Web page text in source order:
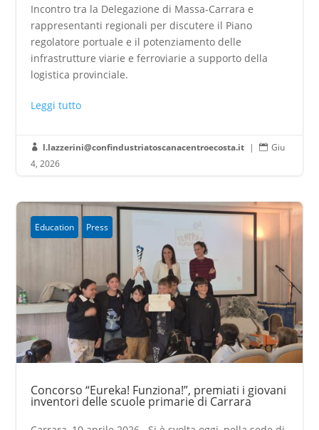
Incontro tra la Delegazione di Massa-Carrara e
rappresentanti regionali per discutere il Piano
regolatore portuale e il potenziamento delle
infrastrutture viarie e ferroviarie a supporto della
logistica provinciale.
Leggi tutto
 l.lazzerini@confindustriatoscanacentroecosta.it |  Giu
4, 2026
Education Press
Concorso “Eureka! Funziona!”, premiati i giovani
inventori delle scuole primarie di Carrara